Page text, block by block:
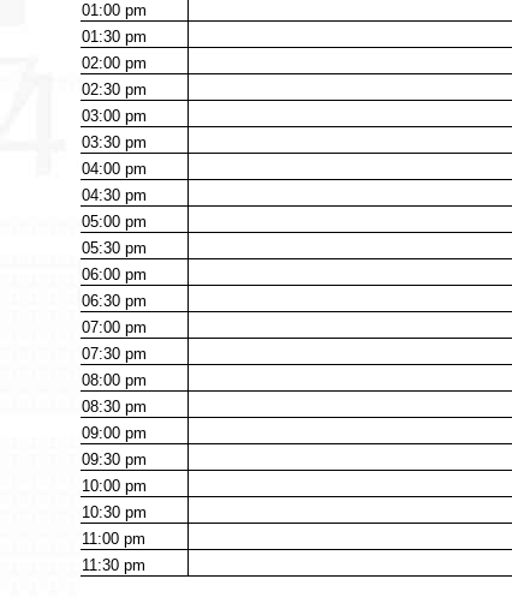
01:00pm
01:30pm
02:00pm
02:30pm
03:00pm
03:30pm
04:00pm
04:30pm
05:00pm
05:30pm
06:00pm
06:30pm
07:00pm
07:30pm
08:00pm
08:30pm
09:00pm
09:30pm
10:00pm
10:30pm
11:00pm
11:30pm